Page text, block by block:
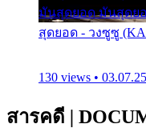
มันสุดยอด มันสุดย
สุดยอด - วงซูซู
130 views •
สารคดี |